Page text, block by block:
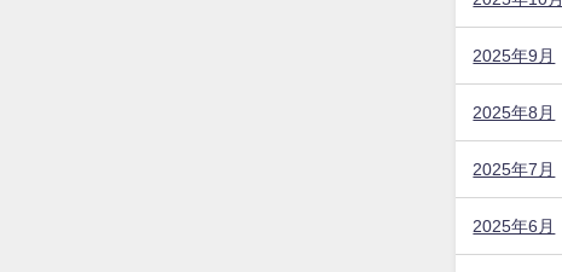
2025年9月
2025年8月
2025年7月
2025年6月